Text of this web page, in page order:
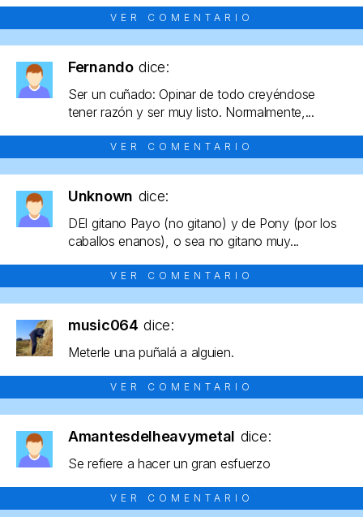
VER COMENTARIO
Fernando dice:
Ser un cuñado: Opinar de todo creyéndose
tener razón y ser muy listo. Normalmente,...
VER COMENTARIO
Unknown dice:
DEl gitano Payo (no gitano) y de Pony (por los
caballos enanos), o sea no gitano muy...
VER COMENTARIO
music064 dice:
Meterle una puñalá a alguien.
VER COMENTARIO
Amantesdelheavymetal dice:
Se refiere a hacer un gran esfuerzo
VER COMENTARIO